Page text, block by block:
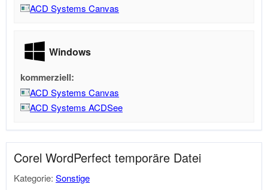
ACD Systems Canvas
Windows
kommerziell:
ACD Systems Canvas
ACD Systems ACDSee
Corel WordPerfect temporäre Datei
Kategorie: Sonstige